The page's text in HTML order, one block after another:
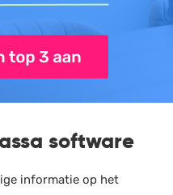
software
informatie op het